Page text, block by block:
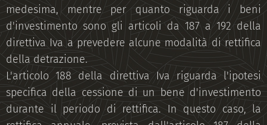
medesima, mentre per quanto riguarda i beni
d'investimento sono gli articoli da 187 a 192 della
direttiva Iva a prevedere alcune modalità di rettifica
della detrazione.
L'articolo 188 della direttiva Iva riguarda l'ipotesi
specifica della cessione di un bene d'investimento
durante il periodo di rettifica. In questo caso, la